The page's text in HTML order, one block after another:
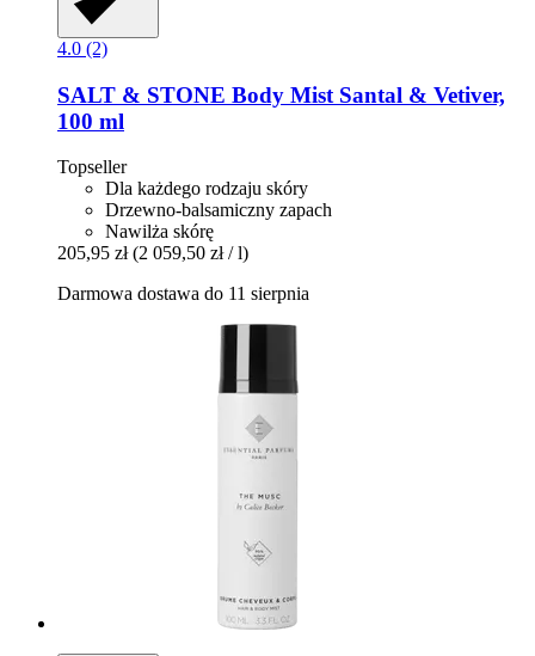
4.0 (2)
SALT & STONE Body Mist Santal & Vetiver,
100 ml
Topseller
Dla każdego rodzaju skóry
Drzewno-balsamiczny zapach
Nawilża skórę
205,95 zł (2 059,50 zł / l)
Darmowa dostawa do 11 sierpnia